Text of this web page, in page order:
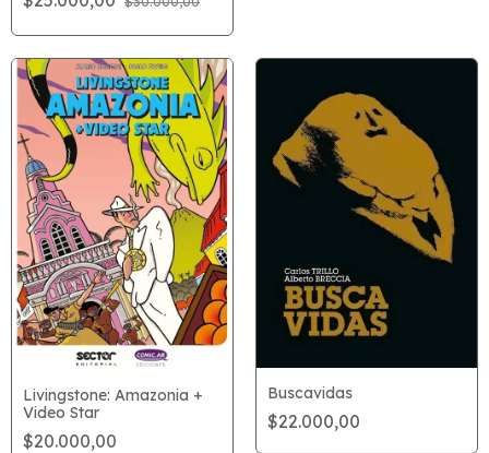
Livingstone: Amazonia +
Video Star
$20.000,00
Buscavidas
$22.000,00